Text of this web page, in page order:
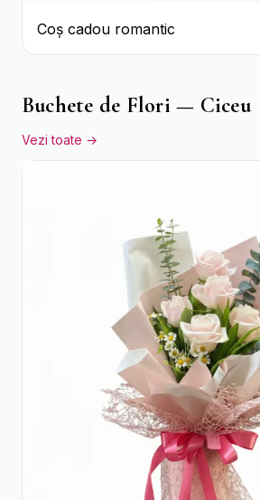
Coș cadou romantic
Buchete de Flori — Ciceu
Vezi toate →